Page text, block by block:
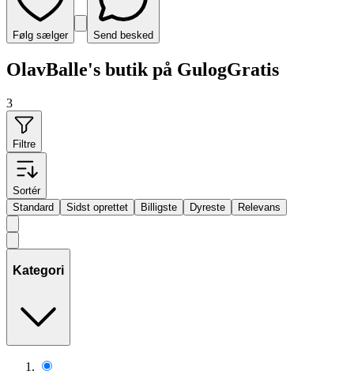
Følg sælger Send besked
OlavBalle's butik på GulogGratis
3
Filtre
Sortér
Standard
Sidst oprettet Billigste Dyreste Relevans
Kategori